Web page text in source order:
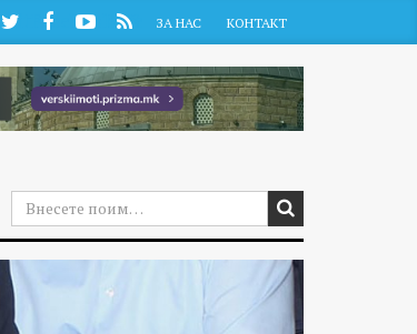
TwitterFacebookYouTube
RSS ЗА НАС КОНТАКТ